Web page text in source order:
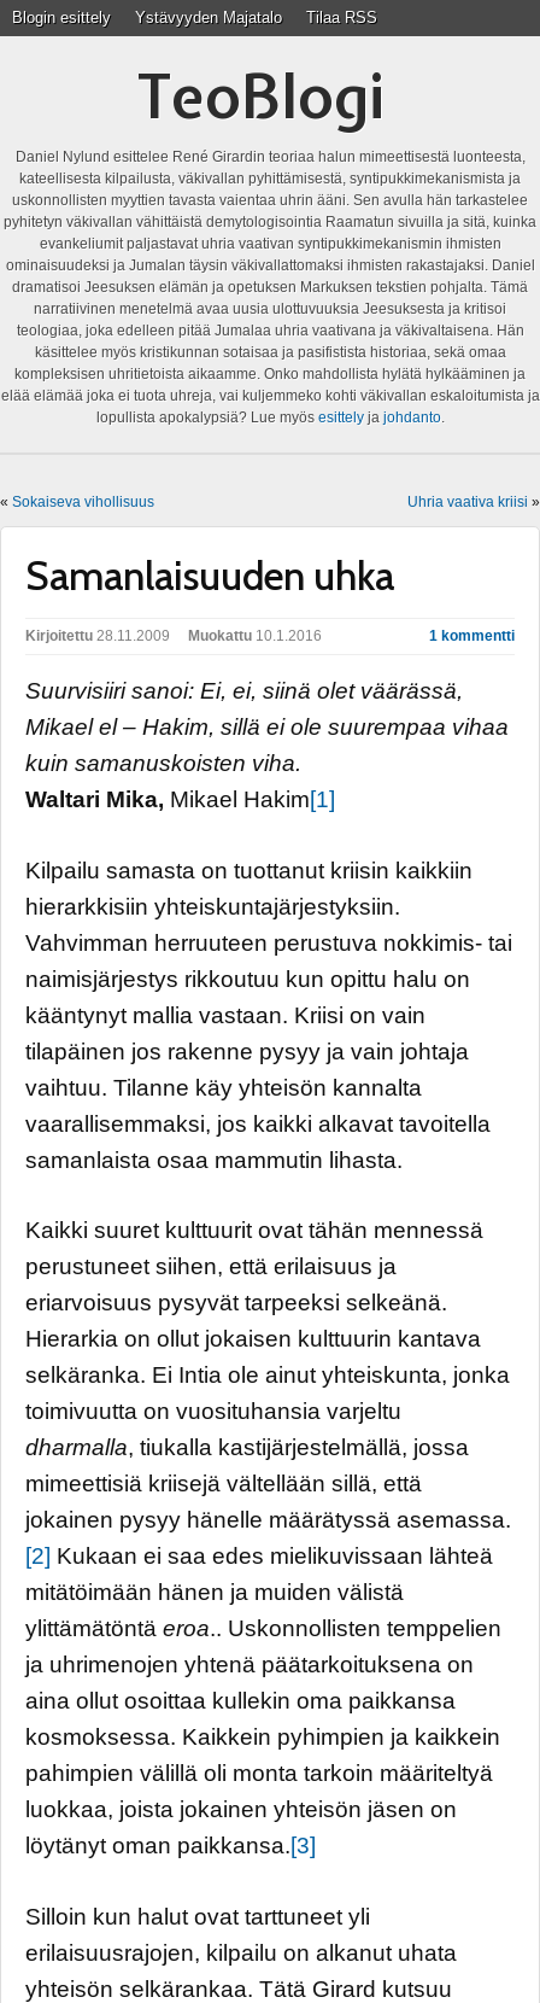
Blogin esittely Ystävyyden Majatalo Tilaa RSS
TeoBlogi
Daniel Nylund esittelee René Girardin teoriaa halun mimeettisestä luonteesta,
kateellisesta kilpailusta, väkivallan pyhittämisestä, syntipukkimekanismista ja
uskonnollisten myyttien tavasta vaientaa uhrin ääni. Sen avulla hän tarkastelee
pyhitetyn väkivallan vähittäistä demytologisointia Raamatun sivuilla ja sitä, kuinka
evankeliumit paljastavat uhria vaativan syntipukkimekanismin ihmisten
ominaisuudeksi ja Jumalan täysin väkivallattomaksi ihmisten rakastajaksi. Daniel
dramatisoi Jeesuksen elämän ja opetuksen Markuksen tekstien pohjalta. Tämä
narratiivinen menetelmä avaa uusia ulottuvuuksia Jeesuksesta ja kritisoi
teologiaa, joka edelleen pitää Jumalaa uhria vaativana ja väkivaltaisena. Hän
käsittelee myös kristikunnan sotaisaa ja pasifistista historiaa, sekä omaa
kompleksisen uhritietoista aikaamme. Onko mahdollista hylätä hylkääminen ja
elää elämää joka ei tuota uhreja, vai kuljemmeko kohti väkivallan eskaloitumista ja
lopullista apokalypsiä? Lue myös esittelyja johdanto.
« Sokaiseva vihollisuus Uhria vaativa kriisi »
Samanlaisuuden uhka
1 kommentti
Kirjoitettu 28.11.2009 Muokattu 10.1.2016
Suurvisiiri sanoi: Ei, ei, siinä olet väärässä,
Mikael el – Hakim, sillä ei ole suurempaa vihaa
kuin samanuskoisten viha.
Waltari Mika, Mikael Hakim[1]
Kilpailu samasta on tuottanut kriisin kaikkiin
hierarkkisiin yhteiskuntajärjestyksiin.
Vahvimman herruuteen perustuva nokkimis- tai
naimisjärjestys rikkoutuu kun opittu halu on
kääntynyt mallia vastaan. Kriisi on vain
tilapäinen jos rakenne pysyy ja vain johtaja
vaihtuu. Tilanne käy yhteisön kannalta
vaarallisemmaksi, jos kaikki alkavat tavoitella
samanlaista osaa mammutin lihasta.
Kaikki suuret kulttuurit ovat tähän mennessä
perustuneet siihen, että erilaisuus ja
eriarvoisuus pysyvät tarpeeksi selkeänä.
Hierarkia on ollut jokaisen kulttuurin kantava
selkäranka. Ei Intia ole ainut yhteiskunta, jonka
toimivuutta on vuosituhansia varjeltu
dharmalla, tiukalla kastijärjestelmällä, jossa
mimeettisiä kriisejä vältellään sillä, että
jokainen pysyy hänelle määrätyssä asemassa.
[2] Kukaan ei saa edes mielikuvissaan lähteä
mitätöimään hänen ja muiden välistä
ylittämätöntä eroa.. Uskonnollisten temppelien
ja uhrimenojen yhtenä päätarkoituksena on
aina ollut osoittaa kullekin oma paikkansa
kosmoksessa. Kaikkein pyhimpien ja kaikkein
pahimpien välillä oli monta tarkoin määriteltyä
luokkaa, joista jokainen yhteisön jäsen on
löytänyt oman paikkansa.[3]
Silloin kun halut ovat tarttuneet yli
erilaisuusrajojen, kilpailu on alkanut uhata
yhteisön selkärankaa. Tätä Girard kutsuu